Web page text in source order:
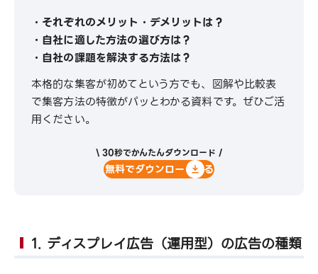
・それぞれのメリット・デメリットは？
・自社に適した方法の選び方は？
・自社の課題を解決する方法は？
本格的な集客が初めてという方でも、図解や比較表
で集客方法の特徴がパッとわかる資料です。ぜひご活
用ください。
\ 30秒でかんたんダウンロード /
無料でダウンロードする
1. ディスプレイ広告（運用型）の広告の種類